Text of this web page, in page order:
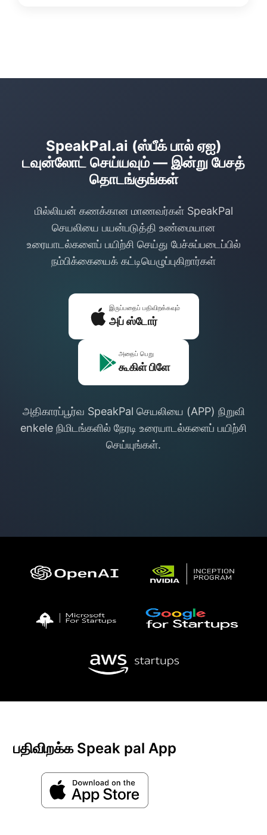
கோட்பாடுகள்) அடங்கும். பெற்றோர் தங்கள்
SpeakPal.ai (ஸ்பீக் பால் ஏஐ)
டவுன்லோட் செய்யவும் — இன்று பேசத்
தொடங்குங்கள்
மில்லியன் கணக்கான மாணவர்கள் SpeakPal
செயலியை பயன்படுத்தி உண்மையான
உரையாடல்களைப் பயிற்சி செய்து பேச்சுப்படைப்பில்
நம்பிக்கையைக் கட்டியெழுப்புகிறார்கள்
இருப்பதைப் பதிவிறக்கவும்
அப் ஸ்டோர்
அதைப் பெறு
கூகிள் பிளே
அதிகாரப்பூர்வ SpeakPal செயலியை (APP) நிறுவி
enkele நிமிடங்களில் நேரடி உரையாடல்களைப் பயிற்சி
செய்யுங்கள்.
பதிவிறக்க Speak pal App